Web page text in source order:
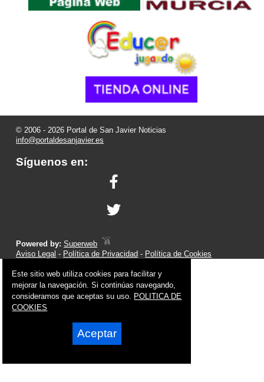
© 2006 - 2026 Portal de San Javier Noticias
info@portaldesanjavier.es
Síguenos en:
Powered by:Superweb
Aviso Legal - Política de Privacidad - Política de Cookies
Este sitio web utiliza cookies para facilitar y
mejorar la navegación. Si continúas navegando,
consideramos que aceptas su uso. POLITICA DE
COOKIES
Aceptar